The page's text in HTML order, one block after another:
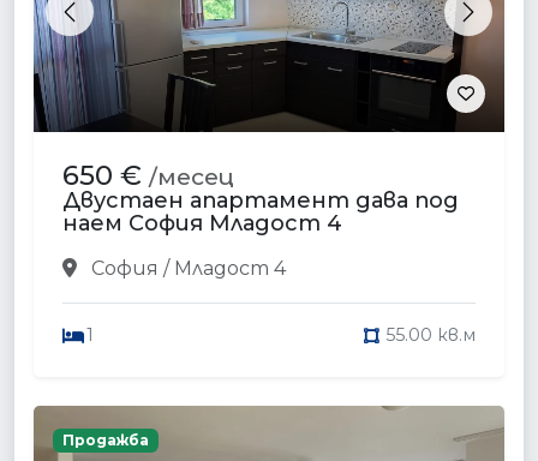
Previous Next
650 € /месец
Двустаен апартамент дава под
наем София Младост 4
София / Младост 4
1 55.00 кв.м
Продажба